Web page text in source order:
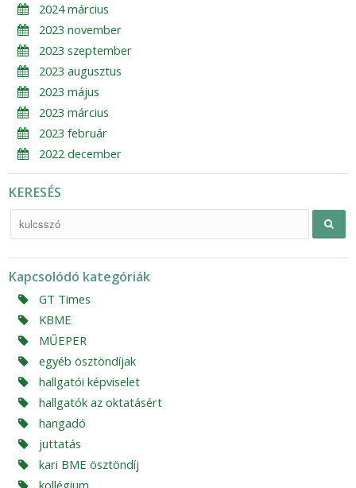
2024 március
2023 november
2023 szeptember
2023 augusztus
2023 május
2023 március
2023 február
2022 december
KERESÉS
Kapcsolódó kategóriák
GT Times
KBME
MŰEPER
egyéb ösztöndíjak
hallgatói képviselet
hallgatók az oktatásért
hangadó
juttatás
kari BME ösztöndíj
kollégium